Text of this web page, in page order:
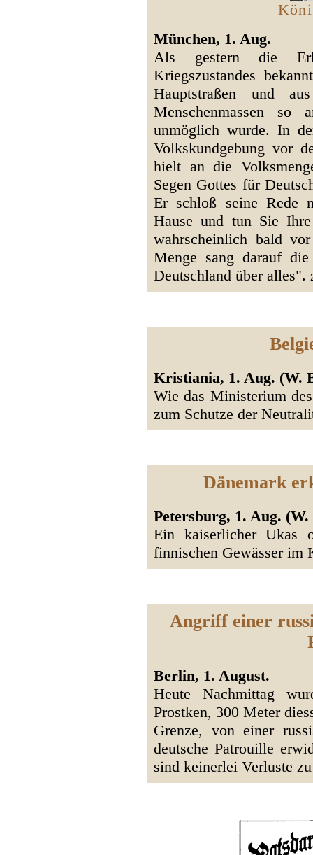
München, 1. Aug.
Als gestern die
Kriegszustandes
Hauptstraßen und
Menschenmassen so
unmöglich wurde. In
Volkskundgebung vor
hielt an die
Segen Gottes für
Er schloß seine Rede
Hause und tun Sie
wahrscheinlich bald
Menge sang darauf
Deutschland über alles".
Kristiania, 1. Aug. (W.
Wie das Ministerium
zum Schutze der
Dänemark
Petersburg, 1. Aug. (W.
Ein kaiserlicher Ukas
finnischen Gewässer im
Angriff einer
Berlin, 1. August.
Heute Nachmittag
Prostken, 300 Meter
Grenze, von einer
deutsche Patrouille
sind keinerlei Verluste